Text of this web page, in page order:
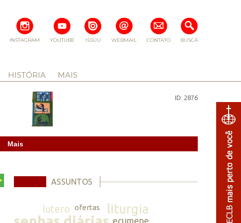
BUSCA
CONTATO
WEBMAIL
ISSUU
YOUTUBE
INSTAGRAM
HISTÓRIA MAIS
ID: 2876
Mais
ASSUNTOS
lutero ofertas liturgia
ecumene